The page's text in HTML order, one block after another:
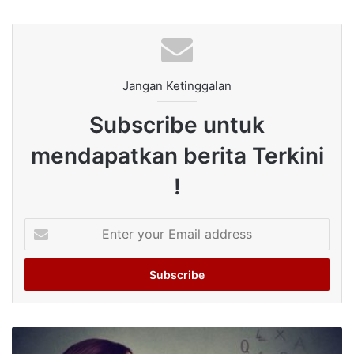
Jangan Ketinggalan
Subscribe untuk
mendapatkan berita Terkini
!
your
Email